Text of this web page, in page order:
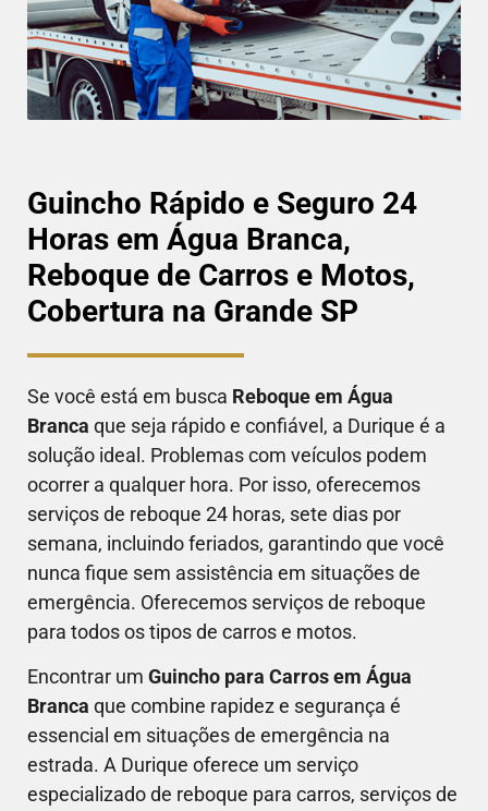
Guincho Rápido e Seguro 24
Horas em Água Branca,
Reboque de Carros e Motos,
Cobertura na Grande SP
Se você está em busca Reboque em Água
Branca que seja rápido e confiável, a Durique é a
solução ideal. Problemas com veículos podem
ocorrer a qualquer hora. Por isso, oferecemos
serviços de reboque 24 horas, sete dias por
semana, incluindo feriados, garantindo que você
nunca fique sem assistência em situações de
emergência. Oferecemos serviços de reboque
para todos os tipos de carros e motos.
Encontrar um Guincho para Carros em Água
Branca que combine rapidez e segurança é
essencial em situações de emergência na
estrada. A Durique oferece um serviço
especializado de reboque para carros, serviços de